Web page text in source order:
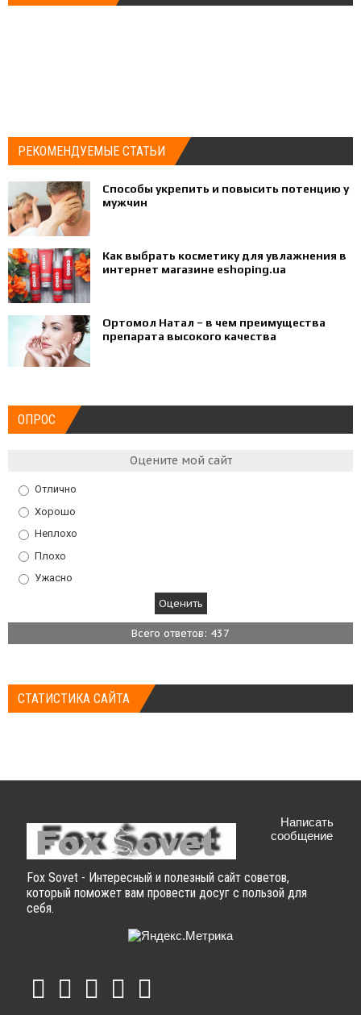
РЕКОМЕНДУЕМЫЕ СТАТЬИ
Способы укрепить и повысить потенцию у
мужчин
Как выбрать косметику для увлажнения в
интернет магазине eshoping.ua
Ортомол Натал – в чем преимущества
препарата высокого качества
ОПРОС
Оцените мой сайт
Отлично
Хорошо
Неплохо
Плохо
Ужасно
Всего ответов: 437
СТАТИСТИКА САЙТА
Fox Sovet - Интересный и полезный сайт советов,
который поможет вам провести досуг с пользой для
себя.
Написать
сообщение